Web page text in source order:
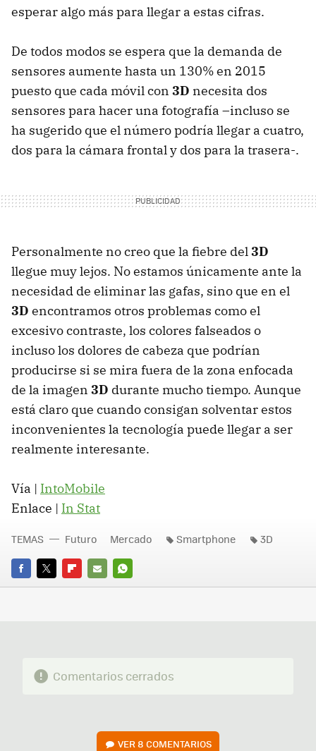
esperar algo más para llegar a estas cifras.
De todos modos se espera que la demanda de
sensores aumente hasta un 130% en 2015
puesto que cada móvil con 3D necesita dos
sensores para hacer una fotografía –incluso se
ha sugerido que el número podría llegar a cuatro,
dos para la cámara frontal y dos para la trasera-.
Personalmente no creo que la fiebre del3D
llegue muy lejos. No estamos únicamente ante la
necesidad de eliminar las gafas, sino que en el
3D encontramos otros problemas como el
excesivo contraste, los colores falseados o
incluso los dolores de cabeza que podrían
producirse si se mira fuera de la zona enfocada
de la imagen 3D durante mucho tiempo. Aunque
está claro que cuando consigan solventar estos
inconvenientes la tecnología puede llegar a ser
realmente interesante.
Vía | IntoMobile
Enlace | In Stat
FACEBOOK
TWITTERFLIPBOARD
E-
WHATSAPP
TEMAS Futuro Mercado Smartphone 3D
Comentarios cerrados
VER8 COMENTARIOS